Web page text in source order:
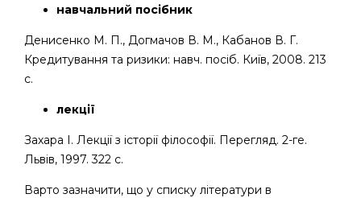
навчальний посібник
Денисенко М. П., Догмачов В. М., Кабанов В. Г.
Кредитування та ризики: навч. посіб. Київ, 2008. 213
с.
лекції
Захара І. Лекції з історії філософії. Перегляд. 2-ге.
Львів, 1997. 322 с.
Варто зазначити, що у списку літератури в